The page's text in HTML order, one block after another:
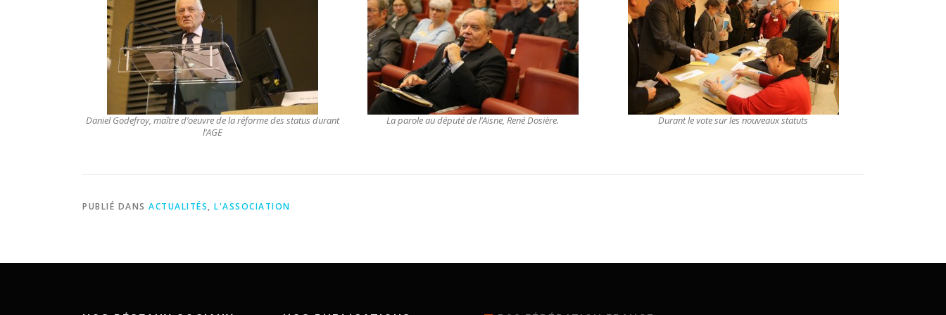
Daniel Godefroy, maître d’oeuvre de la réforme des status durant
l’AGE
La parole au député de l’Aisne, René Dosière. Durant le vote sur les nouveaux statuts
PUBLIÉ DANS ACTUALITÉS, L'ASSOCIATION